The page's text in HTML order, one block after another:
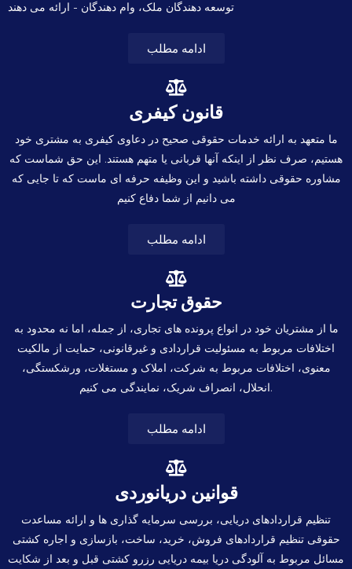
توسعه دهندگان ملک، وام دهندگان - ارائه می دهند
ادامه مطلب
قانون کیفری
ما متعهد به ارائه خدمات حقوقی صحیح در دعاوی کیفری به مشتری خود
هستیم، صرف نظر از اینکه آنها قربانی یا متهم هستند. این حق شماست که
مشاوره حقوقی داشته باشید و این وظیفه حرفه ای ماست که تا جایی که
می دانیم از شما دفاع کنیم
ادامه مطلب
حقوق تجارت
ما از مشتریان خود در انواع پرونده های تجاری، از جمله، اما نه محدود به
اختلافات مربوط به مسئولیت قراردادی و غیرقانونی، حمایت از مالکیت
معنوی، اختلافات مربوط به شرکت، املاک و مستغلات، ورشکستگی،
انحلال، انصراف شریک، نمایندگی می کنیم.
ادامه مطلب
قوانین دریانوردی
تنظیم قراردادهای دریایی، بررسی سرمایه گذاری ها و ارائه مساعدت
حقوقی تنظیم قراردادهای فروش، خرید، ساخت، بازسازی و اجاره کشتی
مسائل مربوط به آلودگی دریا بیمه دریایی رزرو کشتی قبل و بعد از شکایت